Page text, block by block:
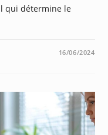
qui détermine le
16/06/2024